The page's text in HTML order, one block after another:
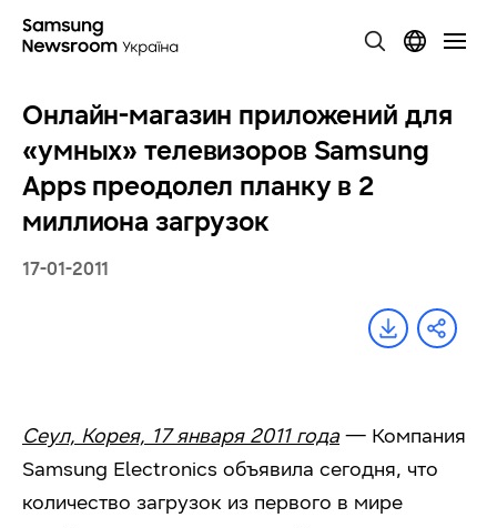
Онлайн-магазин приложений для
«умных» телевизоров Samsung
Apps преодолел планку в 2
миллиона загрузок
17-01-2011
Сеул, Корея, 17 января 2011 года — Компания
Samsung Electronics объявила сегодня, что
количество загрузок из первого в мире